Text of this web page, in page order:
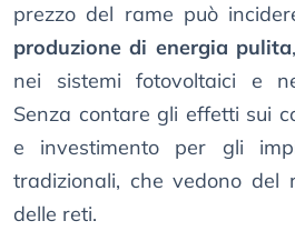
prezzo del rame può
produzione di energia pulita
nei sistemi fotovoltaici e
Senza contare gli effetti sui
e investimento per gli
tradizionali, che vedono del
delle reti.